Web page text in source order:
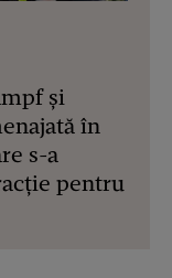
și
în
s-a
pentru